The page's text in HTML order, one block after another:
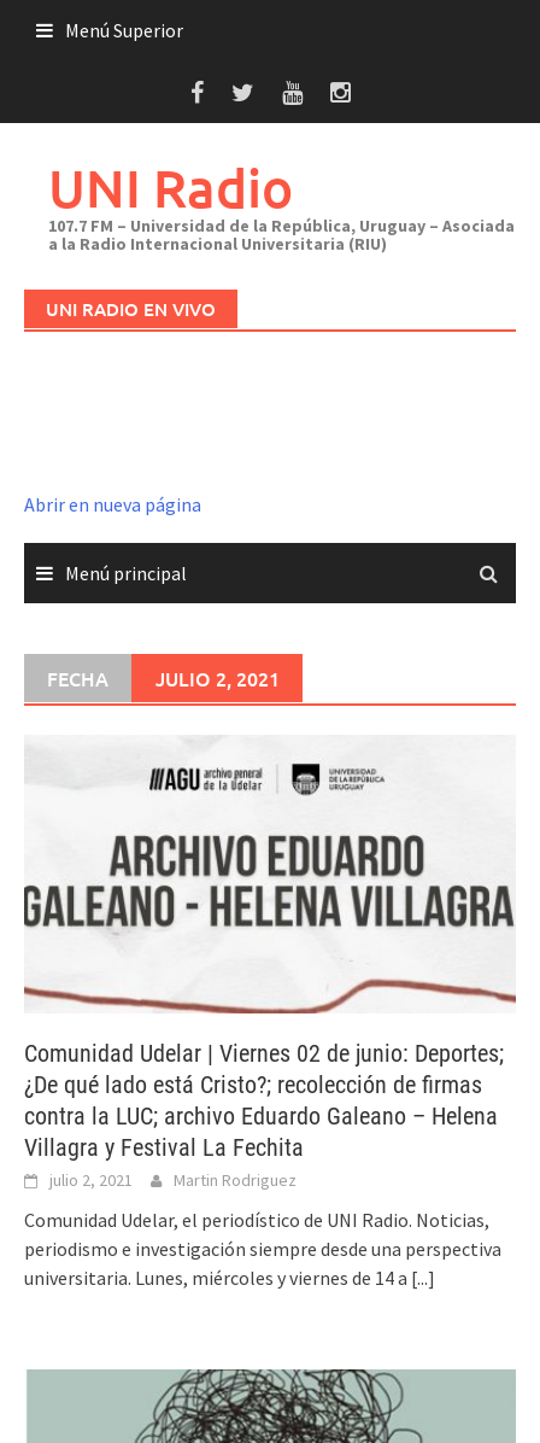
Menú Superior
UNI Radio
107.7 FM – Universidad de la República, Uruguay – Asociada
a la Radio Internacional Universitaria (RIU)
UNI RADIO EN VIVO
Abrir en nueva página
Menú principal
FECHA JULIO 2, 2021
Comunidad Udelar | Viernes 02 de junio: Deportes;
¿De qué lado está Cristo?; recolección de firmas
contra la LUC; archivo Eduardo Galeano – Helena
Villagra y Festival La Fechita
julio 2, 2021 Martin Rodriguez
Comunidad Udelar, el periodístico de UNI Radio. Noticias,
periodismo e investigación siempre desde una perspectiva
universitaria. Lunes, miércoles y viernes de 14 a [...]